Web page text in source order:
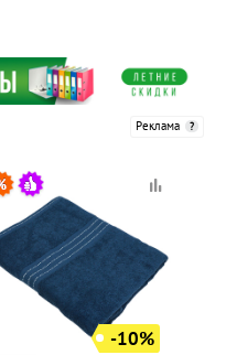
Реклама
-10%